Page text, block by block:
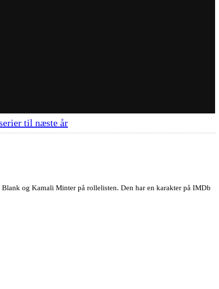
til næste år
og Kamali Minter på rollelisten. Den har en karakter på IMDb